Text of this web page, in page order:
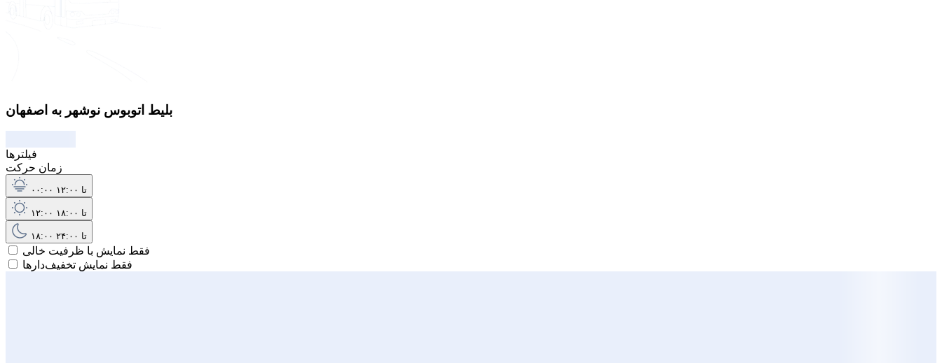
بلیط اتوبوس نوشهر به اصفهان
فیلترها
زمان حرکت
۰۰:۰۰ تا ۱۲:۰۰
۱۲:۰۰ تا ۱۸:۰۰
۱۸:۰۰ تا ۲۴:۰۰
فقط نمایش با ظرفیت خالی
فقط نمایش تخفیف‌دارها